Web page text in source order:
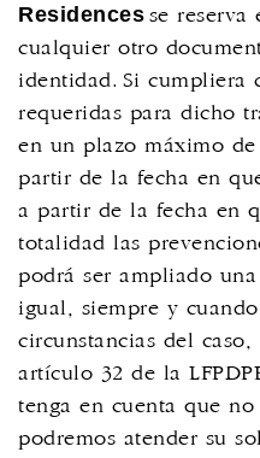
Residences se reserva
cualquier otro
identidad. Si cumpliera
requeridas para dicho
en un plazo máximo
partir de la fecha en
a partir de la fecha en
totalidad las
podrá ser ampliado
igual, siempre y
circunstancias del
artículo 32 de la
tenga en cuenta que
podremos atender su